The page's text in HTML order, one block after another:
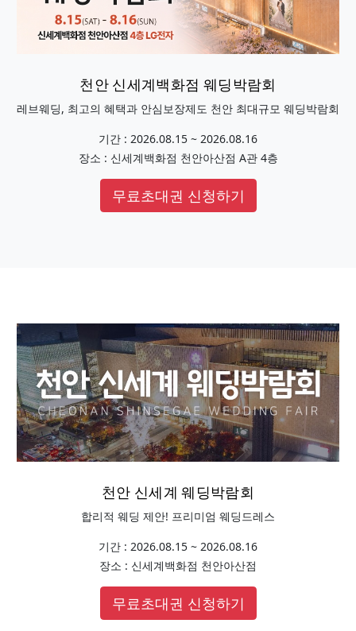
천안 신세계백화점 웨딩박람회
레브웨딩, 최고의 혜택과 안심보장제도 천안 최대규모 웨딩박람회
기간 : 2026.08.15 ~ 2026.08.16
장소 : 신세계백화점 천안아산점 A관 4층
무료초대권 신청하기
천안 신세계 웨딩박람회
합리적 웨딩 제안! 프리미엄 웨딩드레스
기간 : 2026.08.15 ~ 2026.08.16
장소 : 신세계백화점 천안아산점
무료초대권 신청하기